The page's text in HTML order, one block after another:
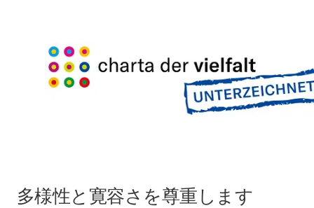
多様性と寛容さを尊重します